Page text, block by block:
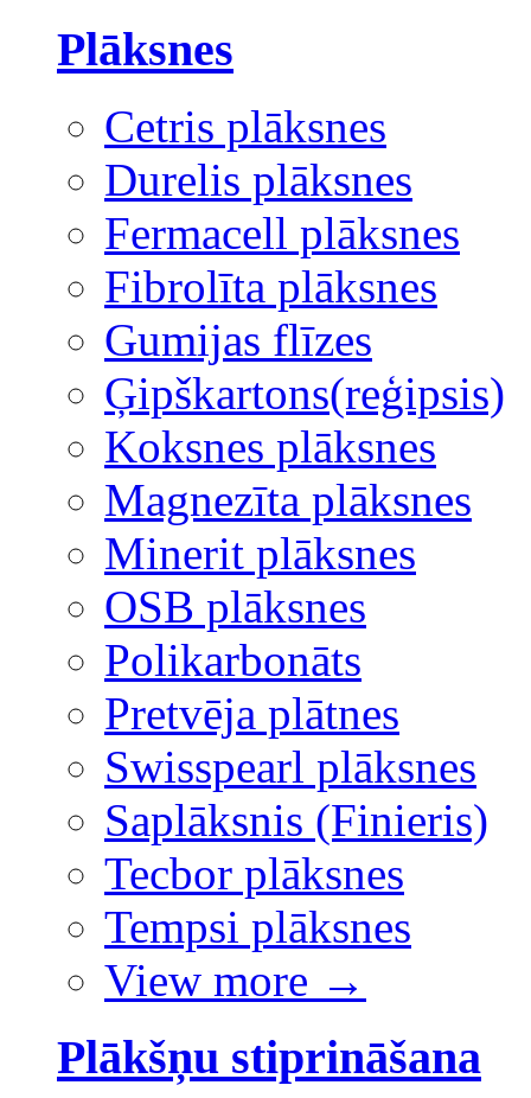
Plāksnes
Cetris plāksnes
Durelis plāksnes
Fermacell plāksnes
Fibrolīta plāksnes
Gumijas flīzes
Ģipškartons(reģipsis)
Koksnes plāksnes
Magnezīta plāksnes
Minerit plāksnes
OSB plāksnes
Polikarbonāts
Pretvēja plātnes
Swisspearl plāksnes
Saplāksnis (Finieris)
Tecbor plāksnes
Tempsi plāksnes
View more →
Plākšņu stiprināšana